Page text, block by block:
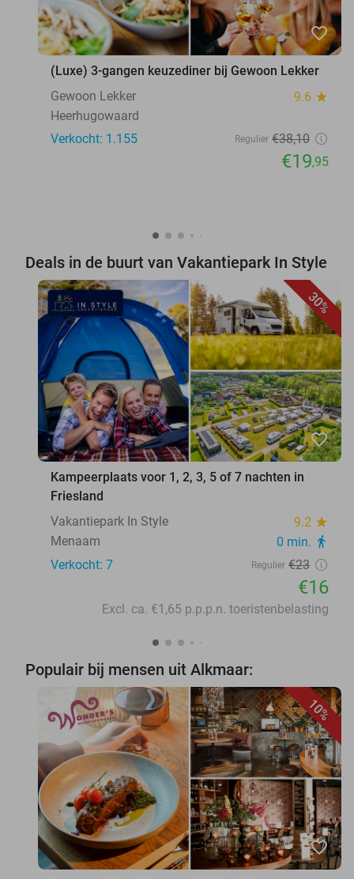
favorite_border
(Luxe) 3-gangen keuzediner bij Gewoon Lekker
Gewoon Lekker
9.6 star
Heerhugowaard
Verkocht: 1.155
Regulier €38,10
€19,95
Deals in de buurt van Vakantiepark In Style
30%
favorite_border
Kampeerplaats voor 1, 2, 3, 5 of 7 nachten in
Friesland
Vakantiepark In Style
9.2 star
Menaam 0 min. directions_walk
Verkocht: 7 Regulier €23
€16
Excl. ca. €1,65 p.p.p.n. toeristenbelasting
Populair bij mensen uit Alkmaar:
10%
favorite_border